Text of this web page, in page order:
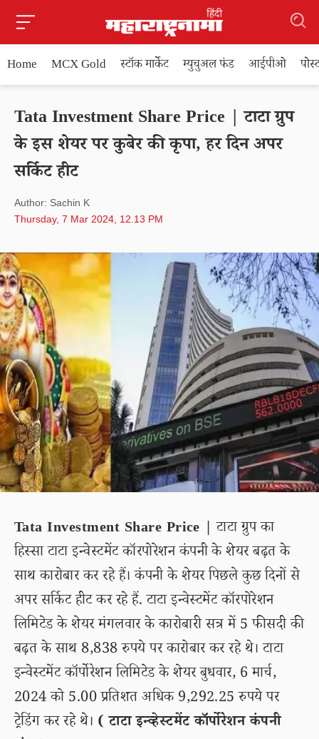
Home MCX Gold स्टॉक मार्केट म्युचुअल फंड आईपीओ
Tata Investment Share Price | टाटा ग्रुप
के इस शेयर पर कुबेर की कृपा, हर दिन अपर
सर्किट हीट
Author: Sachin K
Thursday, 7 Mar 2024, 12.13 PM
Tata Investment Share Price | टाटा ग्रुप का
हिस्सा टाटा इन्वेस्टमेंट कॉरपोरेशन कंपनी के शेयर बढ़त के
साथ कारोबार कर रहे हैं। कंपनी के शेयर पिछले कुछ दिनों से
अपर सर्किट हीट कर रहे हैं. टाटा इन्वेस्टमेंट कॉरपोरेशन
लिमिटेड के शेयर मंगलवार के कारोबारी सत्र में 5 फीसदी की
बढ़त के साथ 8,838 रुपये पर कारोबार कर रहे थे। टाटा
इन्वेस्टमेंट कॉर्पोरेशन लिमिटेड के शेयर बुधवार, 6 मार्च,
2024 को 5.00 प्रतिशत अधिक 9,292.25 रुपये पर
ट्रेडिंग कर रहे थे। ( टाटा इन्व्हेस्टमेंट कॉर्पोरेशन कंपनी